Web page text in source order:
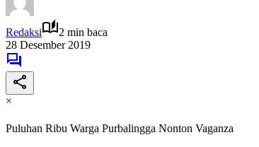
Redaksi
2 min baca
28 Desember 2019
×
Puluhan Ribu Warga Purbalingga Nonton Vaganza